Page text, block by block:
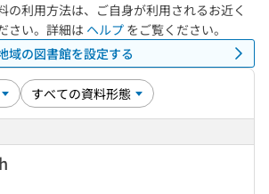
の利用方法は、ご自身が利用されるお近く
さい。詳細は ヘルプ をご覧ください。
域の図書館を設定する